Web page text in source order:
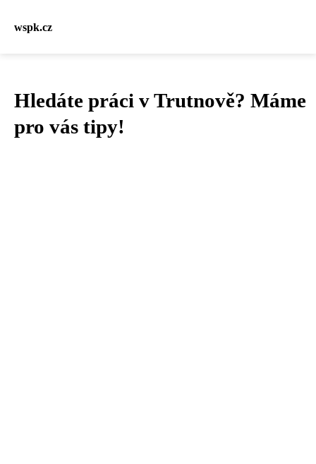
wspk.cz
Hledáte práci v Trutnově? Máme
pro vás tipy!